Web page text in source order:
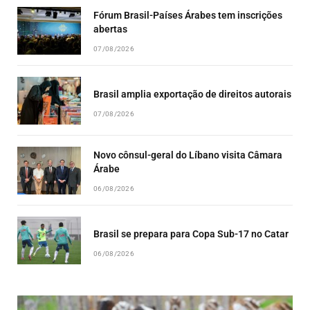
Fórum Brasil-Países Árabes tem inscrições
abertas
07/08/2026
Brasil amplia exportação de direitos autorais
07/08/2026
Novo cônsul-geral do Líbano visita Câmara
Árabe
06/08/2026
Brasil se prepara para Copa Sub-17 no Catar
06/08/2026